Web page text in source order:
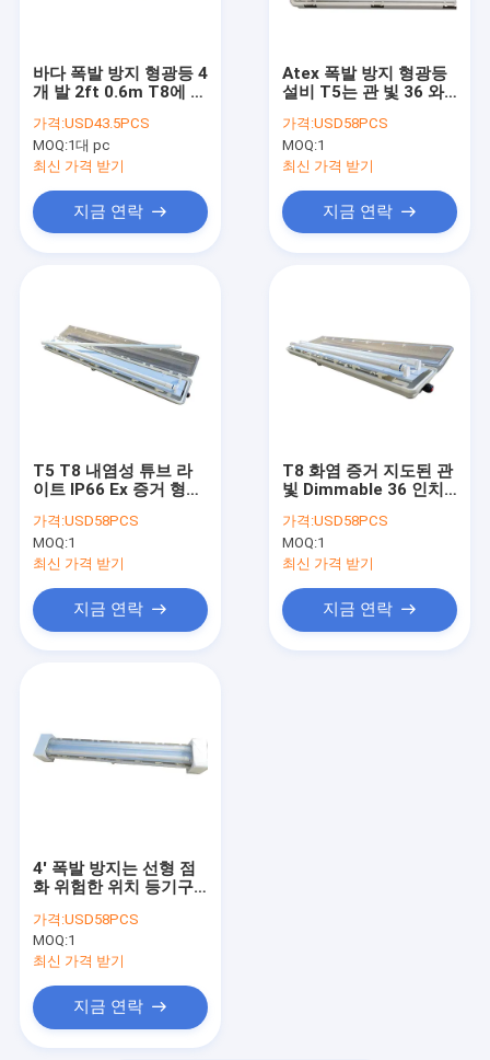
동영상
문의하기
소식
방폭형 LED 조명
방폭형 형광등
방염 비상등
방폭 제어 패널
바다 폭발 방지 형광등 4
개 발 2ft 0.6m T8에 의
염성
가격:USD43.5PCS
MOQ:1대 pc
최신 가격 받기
지금 연락
Atex 폭발 방지 형광등
설비 T5는 관 빛 36 와
했습니다
가격:USD58PCS
MOQ:1
최신 가격 받기
지금 연락
T5 T8 내염성 튜브 라
이트 IP66 Ex 증거 형광
가격:USD58PCS
MOQ:1
최신 가격 받기
지금 연락
T8 화염 증거 지도된 관
빛 Dimmable 36 인치
6000K
가격:USD58PCS
MOQ:1
최신 가격 받기
지금 연락
4' 폭발 방지는 선형 점
화 위험한 위치 등기구
습니다
가격:USD58PCS
MOQ:1
최신 가격 받기
지금 연락